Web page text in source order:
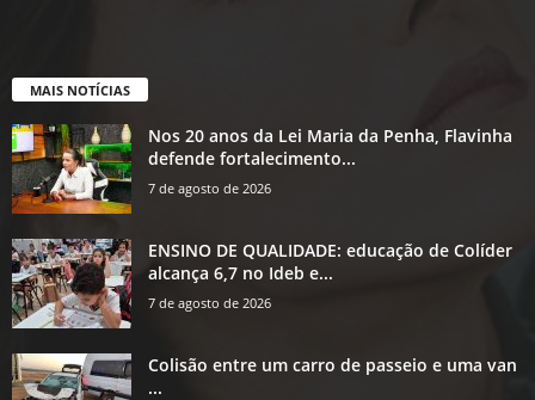
MAIS NOTÍCIAS
Nos 20 anos da Lei Maria da Penha, Flavinha
defende fortalecimento...
7 de agosto de 2026
ENSINO DE QUALIDADE: educação de Colíder
alcança 6,7 no Ideb e...
7 de agosto de 2026
Colisão entre um carro de passeio e uma van
...